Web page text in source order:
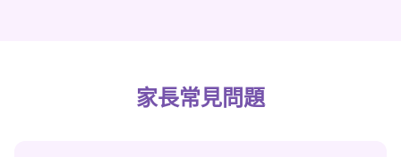
家長常見問題